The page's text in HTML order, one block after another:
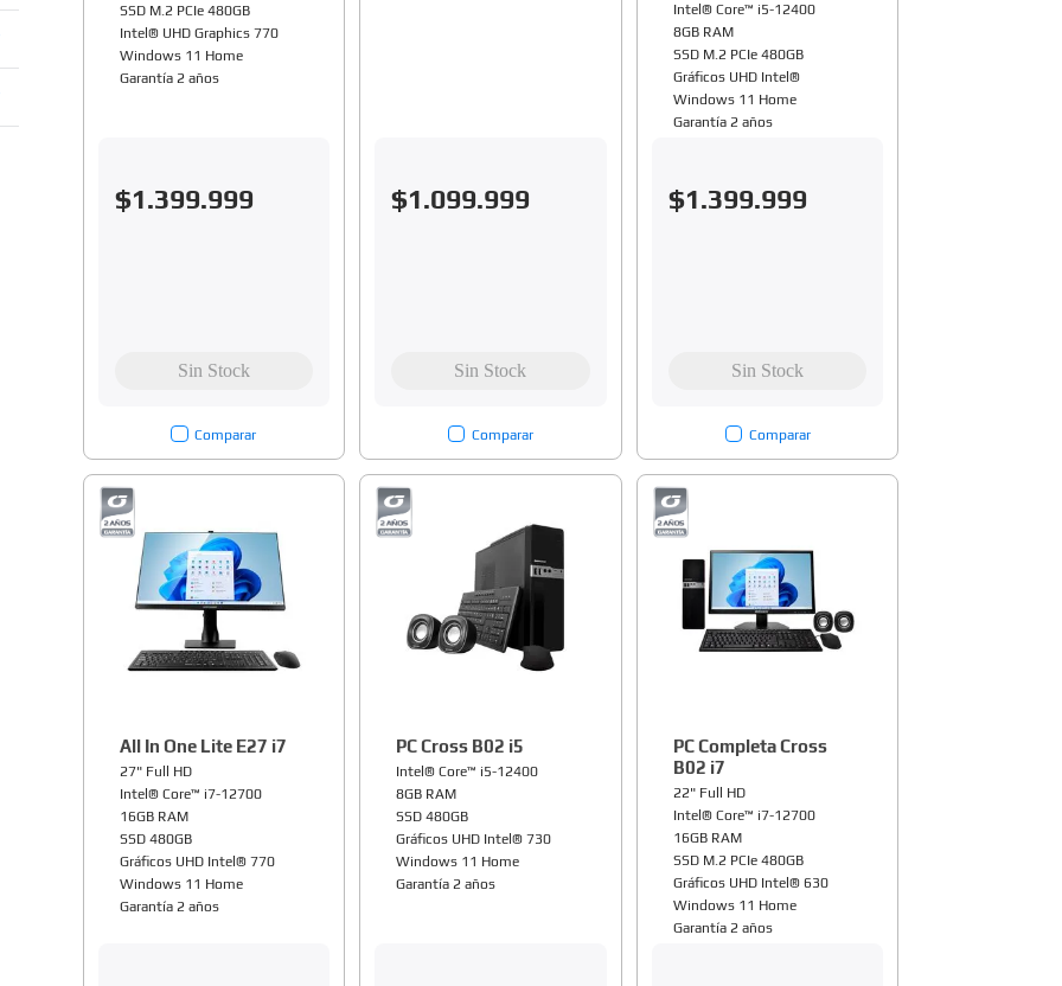
SSD M.2 PCIe 480GB
Intel® UHD Graphics 770
Windows 11 Home
Garantía 2 años
$1.399.999
Comparar
$1.099.999
Comparar
Intel® Core™ i5-12400
8GB RAM
SSD M.2 PCIe 480GB
Gráficos UHD Intel®
Windows 11 Home
Garantía 2 años
$1.399.999
Comparar
All In One Lite E27 i7
27" Full HD
Intel® Core™ i7-12700
16GB RAM
SSD 480GB
Gráficos UHD Intel® 770
Windows 11 Home
Garantía 2 años
PC Cross B02 i5
Intel® Core™ i5-12400
8GB RAM
SSD 480GB
Gráficos UHD Intel® 730
Windows 11 Home
Garantía 2 años
PC Completa Cross
B02 i7
22" Full HD
Intel® Core™ i7-12700
16GB RAM
SSD M.2 PCIe 480GB
Gráficos UHD Intel® 630
Windows 11 Home
Garantía 2 años